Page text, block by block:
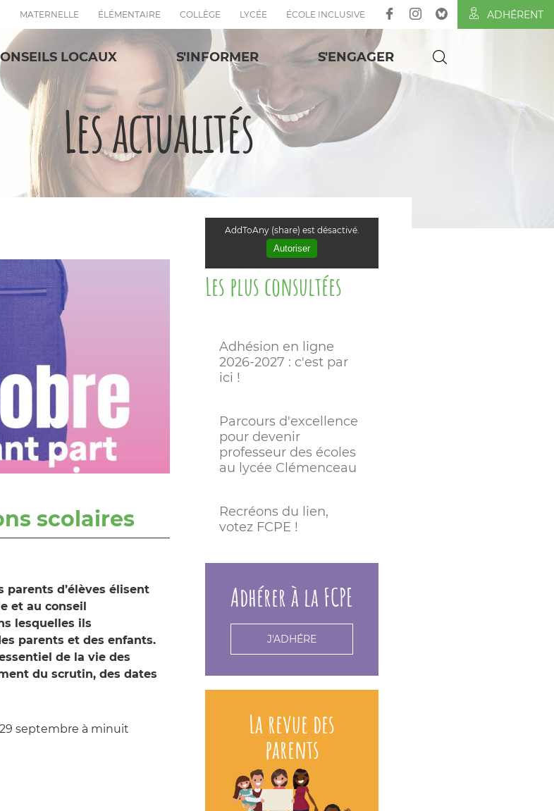
MATERNELLE ÉLÉMENTAIRE COLLÈGE LYCÉE ÉCOLE INCLUSIVE ADHÉRENT
LOCAUX S'INFORMER S'ENGAGER
Les actualités
Espace Conseil Local
scolaires
parents d’élèves élisent
et au conseil
lesquelles ils
parents et des enfants.
de la vie des
du scrutin, des dates
septembre à minuit
AddToAny (share) est désactivé.
Autoriser
Les plus consultées
Adhésion en ligne
2026-2027 : c'est par
ici !
Parcours d'excellence
pour devenir
professeur des écoles
au lycée Clémenceau
Recréons du lien,
votez FCPE !
Adhérer à la FCPE
J'ADHÉRE
La revue des
parents